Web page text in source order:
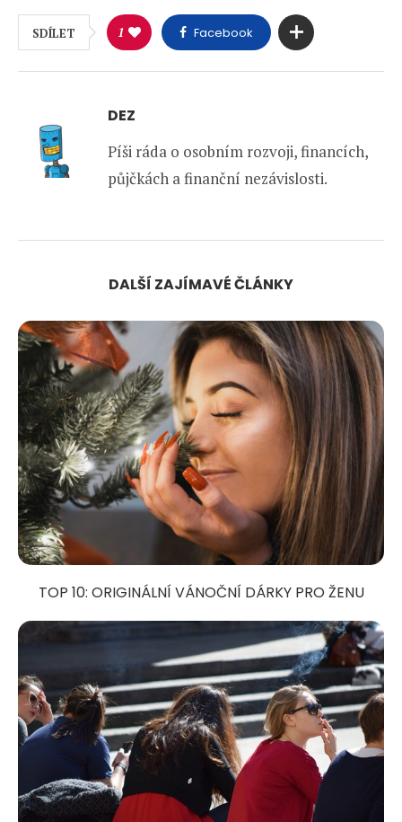
SDÍLET 1 Facebook
DEZ
Píši ráda o osobním rozvoji, financích,
půjčkách a finanční nezávislosti.
DALŠÍ ZAJÍMAVÉ ČLÁNKY
TOP 10: ORIGINÁLNÍ VÁNOČNÍ DÁRKY PRO ŽENU